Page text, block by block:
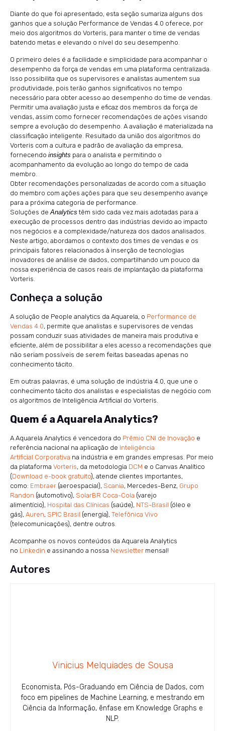
Diante do que foi apresentado, esta seção sumariza alguns dos
ganhos que a solução Performance de Vendas 4.0 oferece, por
meio dos algoritmos do Vorteris, para manter o time de vendas
batendo metas e elevando o nível do seu desempenho.
O primeiro deles é a facilidade e simplicidade para acompanhar o
desempenho da força de vendas em uma plataforma centralizada.
Isso possibilita que os supervisores e analistas aumentem sua
produtividade, pois terão ganhos significativos no tempo
necessário para obter acesso ao desempenho do time de vendas.
Permitir uma avaliação justa e eficaz dos membros da força de
vendas, assim como fornecer recomendações de ações visando
sempre a evolução do desempenho. A avaliação é materializada na
classificação inteligente. Resultado da união dos algoritmos do
Vorteris com a cultura e padrão de avaliação da empresa,
fornecendo insights para o analista e permitindo o
acompanhamento da evolução ao longo do tempo de cada
membro.
Obter recomendações personalizadas de acordo com a situação
do membro com ações ações para que seu desempenho avançe
para a próxima categoria de performance.
Soluções de Analytics têm sido cada vez mais adotadas para a
execução de processos dentro das indústrias devido ao impacto
nos negócios e a complexidade/natureza dos dados analisados.
Neste artigo, abordamos o contexto dos times de vendas e os
principais fatores relacionados à inserção de tecnologias
inovadores de análise de dados, compartilhando um pouco da
nossa experiência de casos reais de implantação da plataforma
Vorteris.
Conheça a solução
A solução de People analytics da Aquarela, o Performance de
Vendas 4.0, permite que analistas e supervisores de vendas
possam conduzir suas atividades de maneira mais produtiva e
eficiente, além de possibilitar a eles acesso a recomendações que
não seriam possíveis de serem feitas baseadas apenas no
conhecimento tácito.
Em outras palavras, é uma solução de indústria 4.0, que une o
conhecimento tácito dos analistas e especialistas de negócio com
os algoritmos de Inteligência Artificial do Vorteris.
Quem é a Aquarela Analytics?
A Aquarela Analytics é vencedora do Prêmio CNI de Inovação e
referência nacional na aplicação de Inteligência
Artificial Corporativa na indústria e em grandes empresas. Por meio
da plataforma Vorteris, da metodologia DCM e o Canvas Analítico
(Download e-book gratuito), atende clientes importantes,
como: Embraer (aeroespacial), Scania, Mercedes-Benz, Grupo
Randon (automotivo), SolarBR Coca-Cola (varejo
alimentício), Hospital das Clínicas (saúde), NTS-Brasil (óleo e
gás), Auren, SPIC Brasil (energia), Telefônica Vivo
(telecomunicações), dentre outros.
Acompanhe os novos conteúdos da Aquarela Analytics
no Linkedin e assinando a nossa Newsletter mensal!
Autores
Vinicius Melquiades de Sousa
Economista, Pós-Graduando em Ciência de Dados, com
foco em pipelines de Machine Learning, e mestrando em
Ciência da Informação, ênfase em Knowledge Graphs e
NLP.